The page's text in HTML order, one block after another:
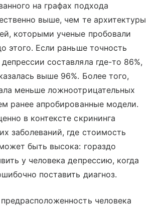
на графах подхода
выше, чем те архитектуры
которыми ученые пробовали
этого. Если раньше точность
составляла где-то 86%,
выше 96%. Более того,
меньше ложноотрицательных
ранее апробированные модели.
в контексте скрининга
заболеваний, где стоимость
быть высока: гораздо
у человека депрессию, когда
поставить диагноз.
человека